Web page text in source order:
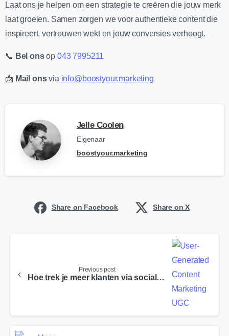
Laat ons je helpen om een strategie te creëren die jouw merk
laat groeien. Samen zorgen we voor authentieke content die
inspireert, vertrouwen wekt en jouw conversies verhoogt.
📞 Bel onsop 043 7995211
📩 Mail onsvia info@boostyour.marketing
Jelle Coolen
Eigenaar
boostyour.marketing
Share on Facebook Share on X
Previous post
Hoe trek je meer klanten via social media in 2025?